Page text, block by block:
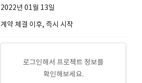
2022년 01월 13일
계약 체결 이후, 즉시 시작
로그인해서 프로젝트 정보를
확인해보세요.